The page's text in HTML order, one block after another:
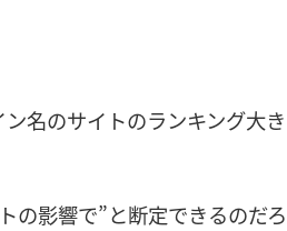
名のサイトのランキング大
の影響で”と断定できるのだ